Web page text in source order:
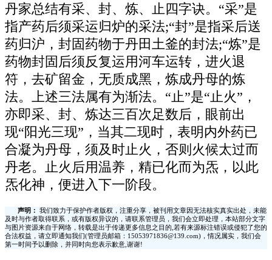
丹家总结有采、封、炼、止四字诀。“采”是
指产药后须采运归炉的采法;“封”是指采后送
药归沪，封固药物于丹田土釜的封法;“炼”是
药物封固后须反复运用河车运转，进火退
符，去矿留金，无质成黑，炼成丹母的炼
法。上述三法属有为渐法。“止”是“止火”，
亦即采、封、炼达三百次足数后，眼前出
现“阳光三现”，当其二现时，表明内外药已
合凝为丹母，须及时止火，否则火候太过而
丹老。止火后用温养，精已化而为炁，以此
炁化神，便进入下一阶段。
声明：
我们致力于保护作者版权，注重分享，被刊用文章因无法核实真实出处，未能
及时与作者取得联系，或有版权异议的，请联系管理员，我们会立即处理，本站部分文字
与图片资源来自于网络，转载是出于传递更多信息之目的,若有来源标注错误或侵犯了您的
合法权益，请立即通知我们(管理员邮箱：15053971836@139.com)，情况属实，我们会
第一时间予以删除，并同时向您表示歉意,谢谢!